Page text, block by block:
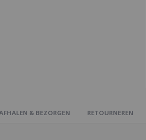
& BEZORGEN RETOURNEREN